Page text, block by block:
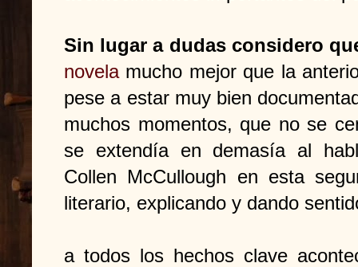
Sin lugar a dudas considero
novelamucho mejor que la
pese a estar muy bien
muchos momentos, que no se
se extendía en demasía al
Collen McCullough en esta
literario, explicando y dando
a todos los hechos clave